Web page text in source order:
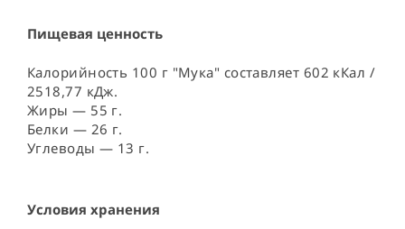
Пищевая ценность
Калорийность 100 г "Мука" составляет 602 кКал /
2518,77 кДж.
Жиры — 55 г.
Белки — 26 г.
Углеводы — 13 г.
Условия хранения